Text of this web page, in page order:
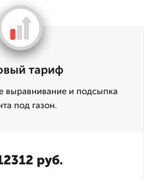
тариф
выравнивание и подсыпка
под газон.
руб.